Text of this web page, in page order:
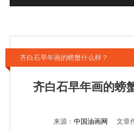
齐白石早年画的螃蟹什么样？
齐白石早年画的螃
来源： 中国油画网 文章